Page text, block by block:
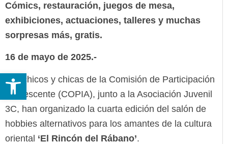
Cómics, restauración, juegos de mesa,
exhibiciones, actuaciones, talleres y muchas
sorpresas más, gratis.
16 de mayo de 2025.-
Los chicos y chicas de la Comisión de Participación
Adolescente (COPIA), junto a la Asociación Juvenil
3C, han organizado la cuarta edición del salón de
hobbies alternativos para los amantes de la cultura
oriental ‘El Rincón del Rábano’.
Abrir barra de herramientas